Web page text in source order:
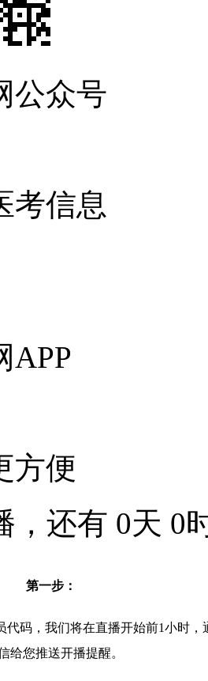
公众号
考信息
APP
方便
，还有 0天 0
第一步：
代码，我们将在直播开始前1小时，
给您推送开播提醒。